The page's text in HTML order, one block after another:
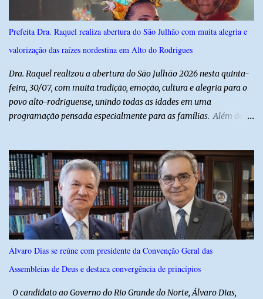
Monsenhor Walfredo Gurgel, em Natal, onde permanece internado
Polícia Militar, a criança é filha de um policial militar. PM reforça
alerta sobre álcool e direção Em nota, a Polícia Militar manifestou
Prefeita Dra. Raquel realiza abertura do São Julhão com muita alegria e
valorização das raízes nordestina em Alto do Rodrigues
Dra. Raquel realizou a abertura do São Julhão 2026 nesta quinta-
feira, 30/07, com muita tradição, emoção, cultura e alegria para o
povo alto-rodriguense, unindo todas as idades em uma
programação pensada especialmente para as famílias. Além de
mostrando o cuidado com o desenvolvimento do alto-rodriguense.
A primeira noite foi marcada por apresentações que
emocionaram o público, contando com as quadrilhas das escolas
municipais Félix Antônio e Walfredo Gurgel, o ritmo contagiante
dos Cangaceiros do Nordeste, a alegria do grupo da Melhor Idade
e o belíssimo espetáculo "Mulheres do Cangaço: o Fiar da
gargalhadas e descontração, o humorista Titela do Ceará garantiu
a alegria de todos. E o melhor de tudo é que a festa continua com
mais dois dias de muita animação, reafirmando o sucesso ...
Álvaro Dias se reúne com presidente da Convenção Geral das
Assembleias de Deus e destaca convergência de princípios
O candidato ao Governo do Rio Grande do Norte, Álvaro Dias,